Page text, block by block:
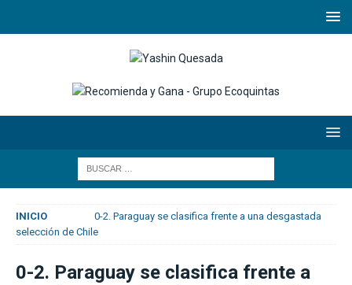
INICIO
0-2. Paraguay se clasifica frente a una desgastada
selección de Chile
0-2. Paraguay se clasifica frente a